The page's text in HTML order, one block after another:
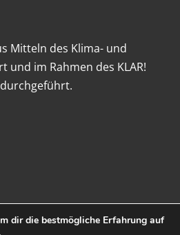
Mitteln des Klima- und
und im Rahmen des KLAR!
dir die bestmögliche Erfahrung auf